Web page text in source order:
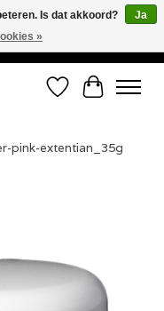
✅ Gratis verzenden vanaf
Verlanglijst
pink-extentian_35g
Is dat akkoord?
Ja
»